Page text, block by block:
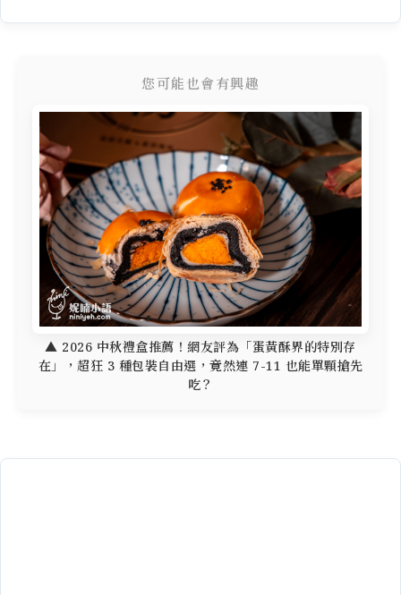
您可能也會有興趣
▲ 2026 中秋禮盒推薦！網友評為「蛋黃酥界的特別存
在」，超狂 3 種包裝自由選，竟然連 7-11 也能單顆搶先
吃？